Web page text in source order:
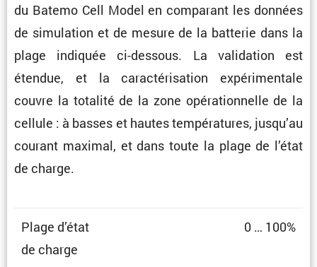
du Batemo Cell Model en compa­rant les données
de simula­tion et de mesure de la batterie dans la
plage indiquée ci-dessous. La valida­tion est
étendue, et la carac­té­ri­sa­tion expéri­men­tale
couvre la totalité de la zone opéra­tion­nelle de la
cellule : à basses et hautes tempé­ra­tures, jusqu’au
courant maximal, et dans toute la plage de l’état
de charge.
Plage d’état
de charge
0 … 100%